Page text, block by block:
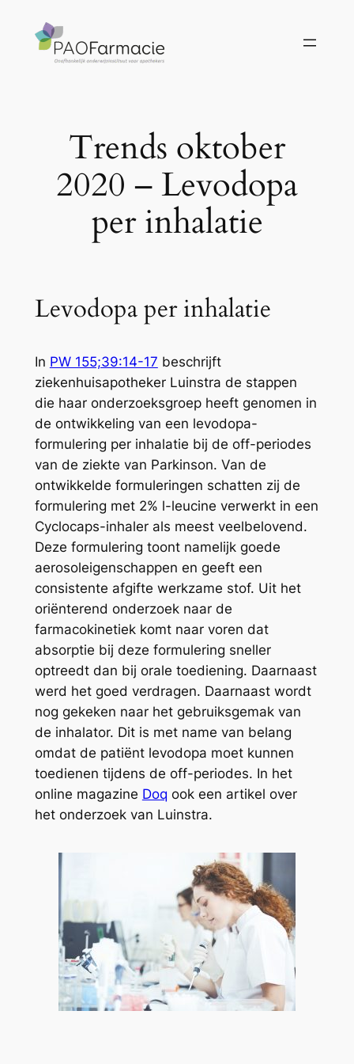
Trends oktober
2020 – Levodopa
per inhalatie
Levodopa per inhalatie
In PW 155;39:14-17 beschrijft
ziekenhuisapotheker Luinstra de stappen
die haar onderzoeksgroep heeft genomen in
de ontwikkeling van een levodopa-
formulering per inhalatie bij de off-periodes
van de ziekte van Parkinson. Van de
ontwikkelde formuleringen schatten zij de
formulering met 2% l-leucine verwerkt in een
Cyclocaps-inhaler als meest veelbelovend.
Deze formulering toont namelijk goede
aerosoleigenschappen en geeft een
consistente afgifte werkzame stof. Uit het
oriënterend onderzoek naar de
farmacokinetiek komt naar voren dat
absorptie bij deze formulering sneller
optreedt dan bij orale toediening. Daarnaast
werd het goed verdragen. Daarnaast wordt
nog gekeken naar het gebruiksgemak van
de inhalator. Dit is met name van belang
omdat de patiënt levodopa moet kunnen
toedienen tijdens de off-periodes. In het
online magazine Doq ook een artikel over
het onderzoek van Luinstra.